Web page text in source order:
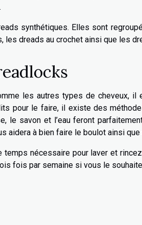
synthétiques. Elles sont
dreads au crochet ainsi que les
les autres types de cheveux,
pour le faire, il existe des
le savon et l’eau feront
aidera à bien faire le boulot ainsi
temps nécessaire pour laver et
fois par semaine si vous le